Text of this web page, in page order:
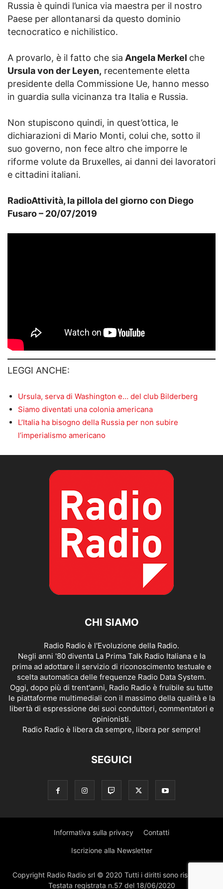
Russia è quindi l’unica via maestra per il nostro
Paese per allontanarsi da questo dominio
tecnocratico e nichilistico.
A provarlo, è il fatto che sia Angela Merkel che
Ursula von der Leyen, recentemente eletta
presidente della Commissione Ue, hanno messo
in guardia sulla vicinanza tra Italia e Russia.
Non stupiscono quindi, in quest’ottica, le
dichiarazioni di Mario Monti, colui che, sotto il
suo governo, non fece altro che imporre le
riforme volute da Bruxelles, ai danni dei lavoratori
e cittadini italiani.
RadioAttività, la pillola del giorno con Diego
Fusaro – 20/07/2019
LEGGI ANCHE:
Ursula, serva di Washington e… del club Bilderberg
Siamo diventati una colonia americana
L’Italia ha bisogno della Russia per non subire
l’imperialismo americano
CHI SIAMO
Radio Radio è l'Evoluzione della Radio.
Negli anni '80 diventa La Prima Talk Radio Italiana e la
prima ad adottare il servizio di riconoscimento testuale e
scelta automatica delle frequenze Radio Data System.
Oggi, dopo più di trent'anni, Radio Radio è fruibile su tutte
le piattaforme multimediali con il massimo della qualità e la
libertà di espressione dei suoi conduttori, commentatori e
opinionisti.
Radio Radio è libera da sempre, libera per sempre!
SEGUICI
Informativa sulla privacy Contatti
Iscrizione alla Newsletter
Copyright Radio Radio srl © 2020 Tutti i diritti sono riservati |
Testata registrata n.57 del 18/06/2020